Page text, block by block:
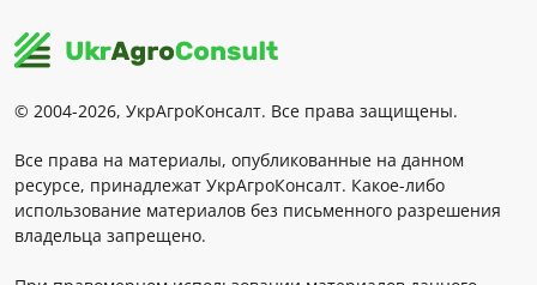
© 2004-2026, УкрАгроКонсалт. Все права защищены.
Все права на материалы, опубликованные на данном
ресурсе, принадлежат УкрАгроКонсалт. Какое-либо
использование материалов без письменного разрешения
владельца запрещено.